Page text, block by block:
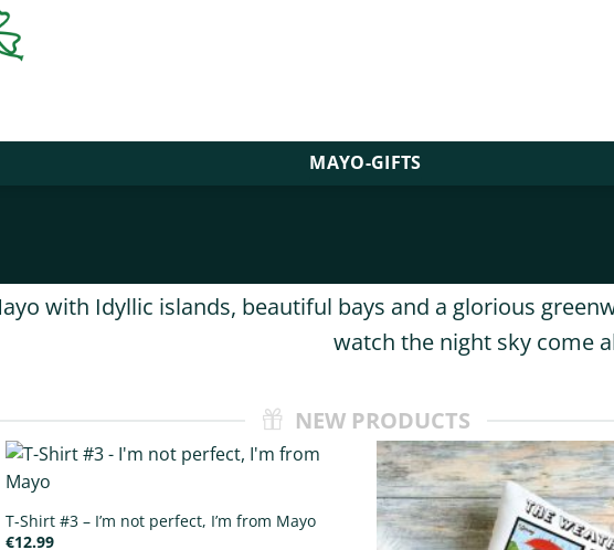
MAYO-GIFTS
with Idyllic islands, beautiful bays and a glorious
watch the night sky come
NEW PRODUCTS
T-Shirt #3 – I’m not perfect, I’m from Mayo
€12.99